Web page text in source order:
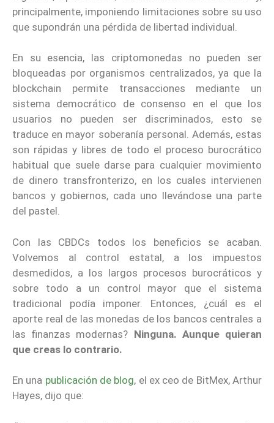
principalmente, imponiendo limitaciones sobre su uso
que supondrán una pérdida de libertad individual.
En su esencia, las criptomonedas no pueden ser
bloqueadas por organismos centralizados, ya que la
blockchain permite transacciones mediante un
sistema democrático de consenso en el que los
usuarios no pueden ser discriminados, esto se
traduce en mayor soberanía personal. Además, estas
son rápidas y libres de todo el proceso burocrático
habitual que suele darse para cualquier movimiento
de dinero transfronterizo, en los cuales intervienen
bancos y gobiernos, cada uno llevándose una parte
del pastel.
Con las CBDCs todos los beneficios se acaban.
Volvemos al control estatal, a los impuestos
desmedidos, a los largos procesos burocráticos y
sobre todo a un control mayor que el sistema
tradicional podía imponer. Entonces, ¿cuál es el
aporte real de las monedas de los bancos centrales a
las finanzas modernas? Ninguna. Aunque quieran
que creas lo contrario.
En una publicación de blog, el ex ceo de BitMex, Arthur
Hayes, dijo que: